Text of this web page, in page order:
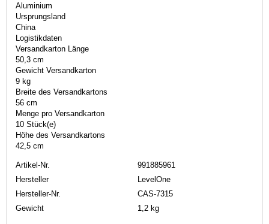
Aluminium
Ursprungsland
China
Logistikdaten
Versandkarton Länge
50,3 cm
Gewicht Versandkarton
9 kg
Breite des Versandkartons
56 cm
Menge pro Versandkarton
10 Stück(e)
Höhe des Versandkartons
42,5 cm
Artikel-Nr.
991885961
Hersteller
LevelOne
Hersteller-Nr.
CAS-7315
Gewicht
1,2 kg